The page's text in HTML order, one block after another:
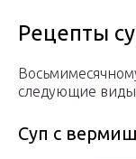
Рецепты
следующие виды
Суп с